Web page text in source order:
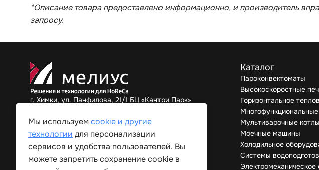
*Описание товара предоставлено информационно, и производитель
запросу.
г. Химки, ул. Панфилова, 21/1 БЦ «Кантри Парк»
Каталог
Пароконвектоматы
Высокоскоростные
Горизонтальное
Мультиварочные котлы
Моечные машины
Холодильное
Системы
Электромеханическое
Мы используемcookie и другие
технологии для персонализации
сервисов и удобства пользователей. Вы
можете запретить сохранение cookie в